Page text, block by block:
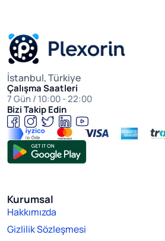
İstanbul, Türkiye
Çalışma Saatleri
7 Gün / 10:00 - 22:00
Bizi Takip Edin
Kurumsal
Hakkımızda
Gizlilik Sözleşmesi